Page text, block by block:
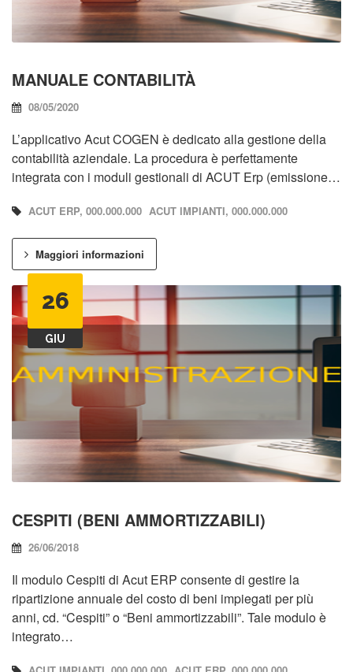
MANUALE CONTABILITÀ
08/05/2020
L’applicativo Acut COGEN è dedicato alla gestione della
contabilità aziendale. La procedura è perfettamente
integrata con i moduli gestionali di ACUT Erp (emissione…
ACUT ERP, 000.000.000 ACUT IMPIANTI, 000.000.000
Maggiori informazioni
26
GIU
CESPITI (BENI AMMORTIZZABILI)
26/06/2018
Il modulo Cespiti di Acut ERP consente di gestire la
ripartizione annuale del costo di beni impiegati per più
anni, cd. “Cespiti” o “Beni ammortizzabili”. Tale modulo è
integrato…